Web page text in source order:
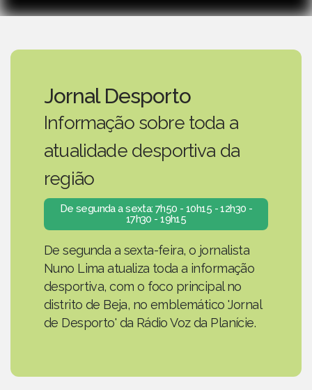
Jornal Desporto
Informação sobre toda a
atualidade desportiva da
região
De segunda a sexta: 7h50 - 10h15 - 12h30 -
17h30 - 19h15
De segunda a sexta-feira, o jornalista
Nuno Lima atualiza toda a informação
desportiva, com o foco principal no
distrito de Beja, no emblemático 'Jornal
de Desporto' da Rádio Voz da Planície.